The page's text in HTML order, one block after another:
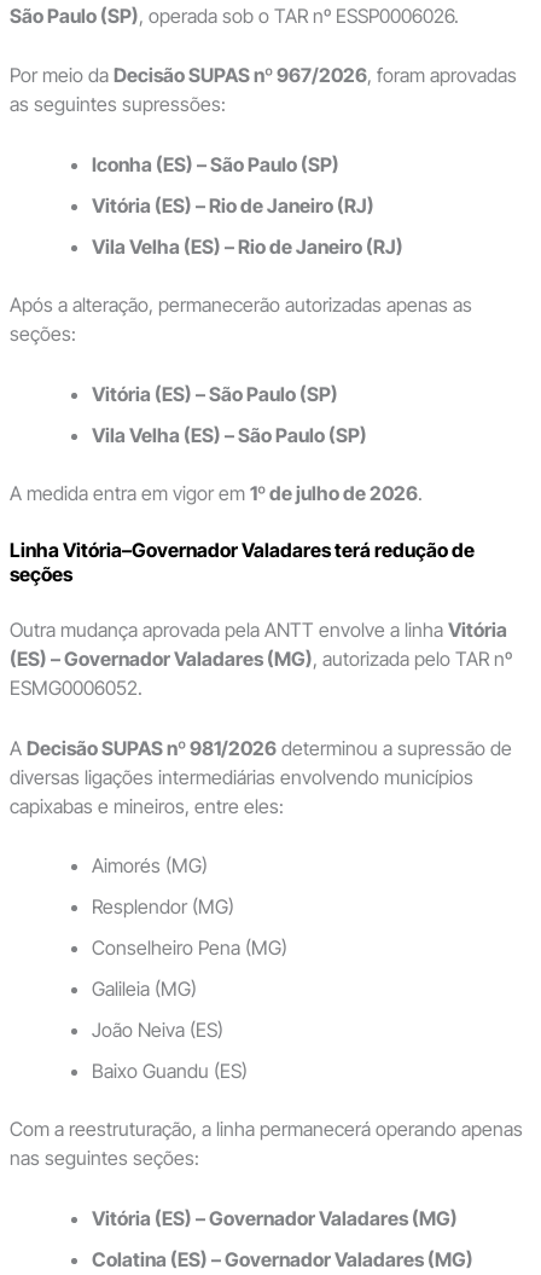
São Paulo (SP), operada sob o TAR nº ESSP0006026.
Por meio da Decisão SUPAS nº 967/2026, foram aprovadas
as seguintes supressões:
Iconha (ES) – São Paulo (SP)
Vitória (ES) – Rio de Janeiro (RJ)
Vila Velha (ES) – Rio de Janeiro (RJ)
Após a alteração, permanecerão autorizadas apenas as
seções:
Vitória (ES) – São Paulo (SP)
Vila Velha (ES) – São Paulo (SP)
A medida entra em vigor em 1º de julho de 2026.
Linha Vitória–Governador Valadares terá redução de
seções
Outra mudança aprovada pela ANTT envolve a linha Vitória
(ES) – Governador Valadares (MG), autorizada pelo TAR nº
ESMG0006052.
A Decisão SUPAS nº 981/2026determinou a supressão de
diversas ligações intermediárias envolvendo municípios
capixabas e mineiros, entre eles:
Aimorés (MG)
Resplendor (MG)
Conselheiro Pena (MG)
Galileia (MG)
João Neiva (ES)
Baixo Guandu (ES)
Com a reestruturação, a linha permanecerá operando apenas
nas seguintes seções:
Vitória (ES) – Governador Valadares (MG)
Colatina (ES) – Governador Valadares (MG)